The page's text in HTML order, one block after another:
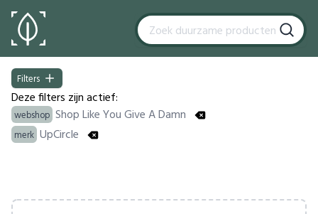
Filters
Filters
Deze filters zijn actief:
webshop Shop Like You Give A Damn
merk UpCircle